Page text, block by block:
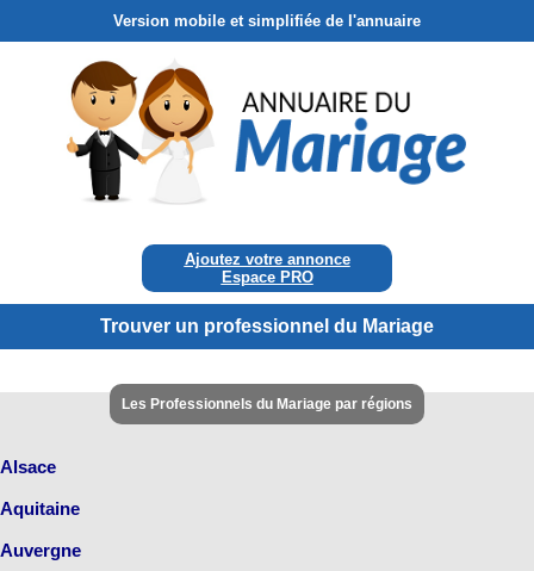
Version mobile et simplifiée de l'annuaire
Ajoutez votre annonce
Espace PRO
Trouver un professionnel du Mariage
Les Professionnels du Mariage par régions
Alsace
Aquitaine
Auvergne